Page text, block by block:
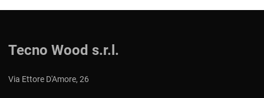
Tecno Wood s.r.l.
Via Ettore D'Amore, 26